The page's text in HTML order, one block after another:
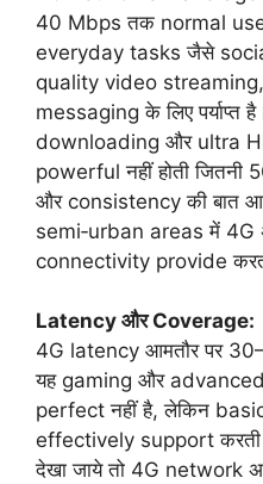
40 Mbps तक normal
everyday tasks जैसे
quality video
messaging के लिए पर्याप्त
downloading और ultra
powerful नहीं होती
और consistency की बात
semi‑urban areas में 4G
connectivity provide
Latency और Coverage:
4G latency आमतौर पर
यह gaming और
perfect नहीं है, लेकिन
effectively support
देखा जाये तो 4G network